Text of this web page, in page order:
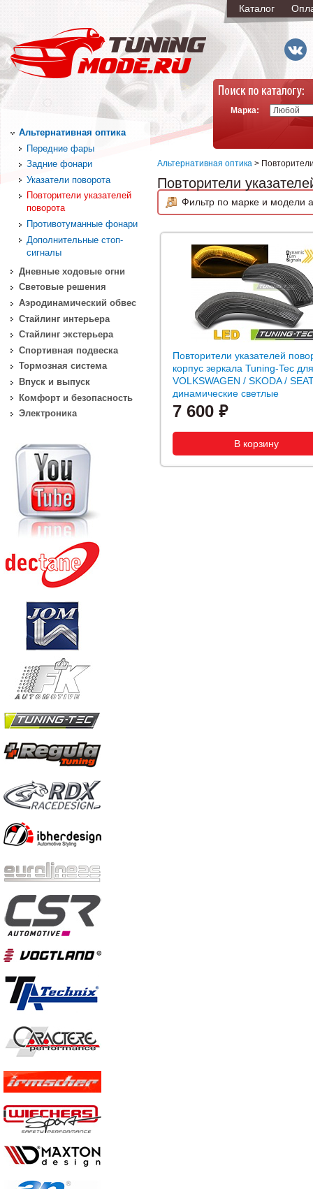
Каталог
Марка:
Альтернативная оптика >
Повторители
Фильтр по марке и модели
Повторители указателей
корпус зеркала Tuning-Tec для
VOLKSWAGEN / SKODA /
динамические светлые
7 600
Альтернативная оптика
Передние фары
Задние фонари
Указатели поворота
Повторители указателей
поворота
Противотуманные фонари
Дополнительные стоп-
сигналы
Дневные ходовые огни
Световые решения
Аэродинамический обвес
Стайлинг интерьера
Стайлинг экстерьера
Спортивная подвеска
Тормозная система
Впуск и выпуск
Комфорт и безопасность
Электроника